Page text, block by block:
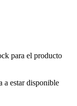
para el producto
a estar disponible